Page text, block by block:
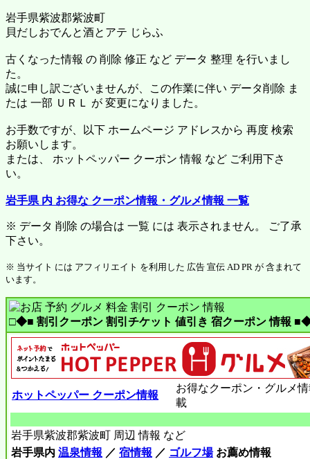
岩手県紫波郡紫波町
貝だしおでんと酒とアテ じらふ
古くなった情報 の 削除 修正 など データ 整理 を行いまし
た。
誠に申し訳ございませんが、この作業に伴い データ削除 ま
たは 一部 ＵＲＬ が 変更になりました。
お手数ですが、以下 ホームページ アドレスから 再度 検索
お願いします。
または、 ホットペッパー クーポン 情報 など ご利用下さ
い。
岩手県 内 お得な クーポン情報・グルメ情報 一覧
※ データ 削除 の場合は 一覧 には 表示されません。 ご了承
下さい。
※ 当サイト には アフィリエイト を利用した 広告 宣伝 AD PR が 含まれて
います。
□◆■ 割引クーポン 割引チケット 値引き 宿クーポン 情報
ホットペッパー クーポン情報
お得なクーポン・グルメ
載
岩手県紫波郡紫波町 周辺 情報 など
岩手県内 温泉情報 ／ 宿情報 ／ ゴルフ場お薦め情報